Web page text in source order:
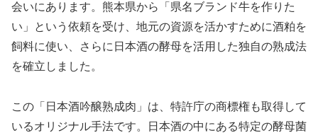
会いにあります。熊本県から「県名ブランド牛を作りた
い」という依頼を受け、地元の資源を活かすために酒粕を
飼料に使い、さらに日本酒の酵母を活用した独自の熟成法
を確立しました。
この「日本酒吟醸熟成肉」は、特許庁の商標権も取得して
いるオリジナル手法です。日本酒の中にある特定の酵母菌